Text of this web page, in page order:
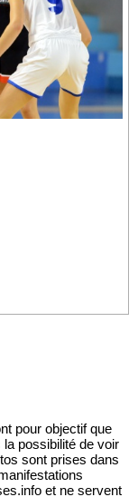
pour objectif que
possibilité de voir
sont prises dans
et ne servent